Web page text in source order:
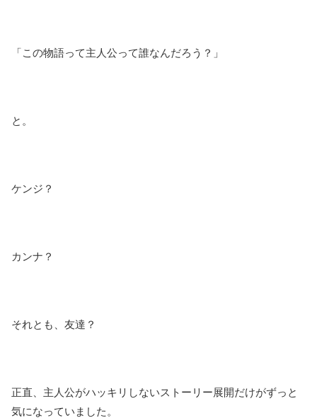
「この物語って主人公って誰なんだろう？」
と。
ケンジ？
カンナ？
それとも、友達？
正直、主人公がハッキリしないストーリー展開だけがずっと
気になっていました。